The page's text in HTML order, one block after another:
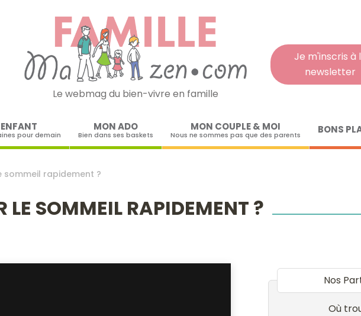
Je m'inscris à
newsletter
Le webmag du bien-vivre en famille
pour demain
MON ADO
Bien dans ses baskets
MON COUPLE & MOI
Nous ne sommes pas que des parents BONS
rapidement ?
LE SOMMEIL RAPIDEMENT ?
Nos
Où